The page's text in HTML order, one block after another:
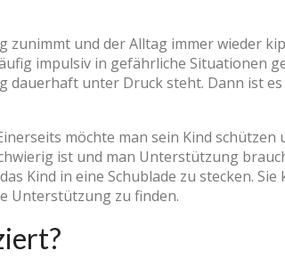
zunimmt und der Alltag immer wieder
impulsiv in gefährliche Situationen
unter Druck steht. Dann ist es
möchte man sein Kind schützen
ist und man Unterstützung
Kind in eine Schublade zu stecken.
Unterstützung zu finden.